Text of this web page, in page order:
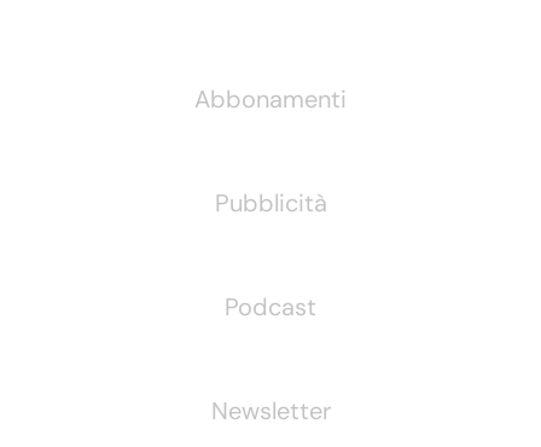
Abbonamenti
Pubblicità
Podcast
Newsletter